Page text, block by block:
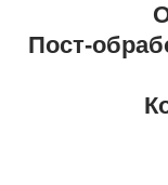
Пост-